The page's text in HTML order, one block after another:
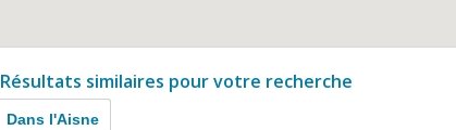
Résultats similaires pour votre recherche
Dans l'Aisne